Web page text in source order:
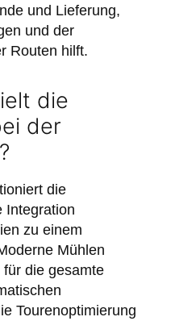
und Lieferung,
und der
Routen hilft.
die
der
die
Integration
zu einem
Mühlen
die gesamte
Tourenoptimierung